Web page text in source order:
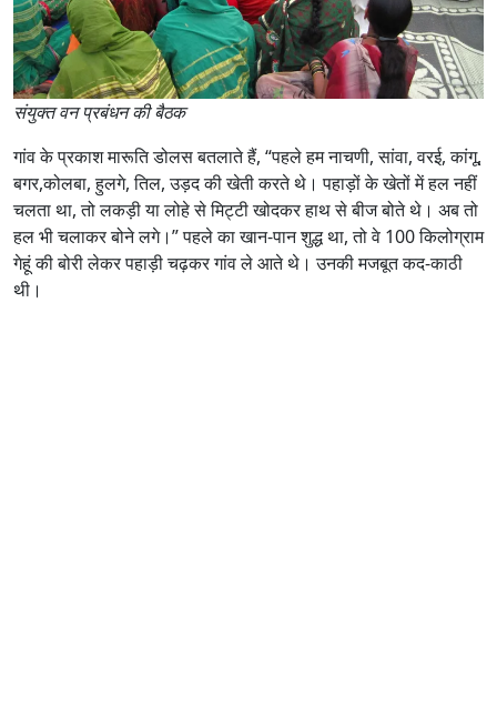
संयुक्त वन प्रबंधन की बैठक
गांव के प्रकाश मारूति डोलस बतलाते हैं, “पहले हम नाचणी, सांवा, वरई, कांगू,
बगर,कोलबा, हुलगे, तिल, उड़द की खेती करते थे। पहाड़ों के खेतों में हल नहीं
चलता था, तो लकड़ी या लोहे से मिट्टी खोदकर हाथ से बीज बोते थे। अब तो
हल भी चलाकर बोने लगे।” पहले का खान-पान शुद्ध था, तो वे 100 किलोग्राम
गेहूं की बोरी लेकर पहाड़ी चढ़कर गांव ले आते थे। उनकी मजबूत कद-काठी
थी।